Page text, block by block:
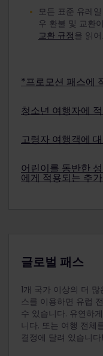
모든 표준 유레
우 환불 및 교환
교환 규정을 읽
*프로모션 패스에
프로모션 조건에
결제 확인서를
청소년 여행자에
할인 유스 패스
참고: 어린이 패
습니다. 단, 여행
고령자 여행객에
할인된 경로 패
준으로 만 60세
어린이를 동반한
에게 적용되는 추
만 4~11세 어린
할 수 있습니다.
합니다. 동행하
18세 이상이면
어린이는 여행
야 합니다.
글로벌 패스
1개 국가 이상의 더
스를 이용하면 유럽
수 있습니다. 유연하
니다. 또는 여행 전체
결정에 달려 있습니다!